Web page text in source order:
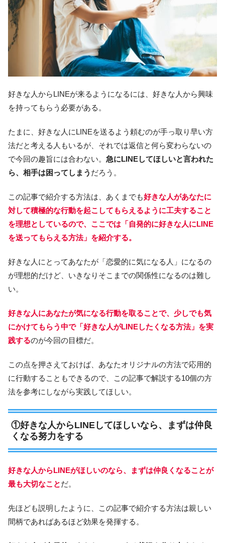
好きな人からLINEが来るようになるには、好きな人から興味
を持ってもらう必要がある。
たまに、好きな人にLINEを送るよう頼むのが手っ取り早い方
法だと考える人もいるが、それでは返信と何ら変わらないの
で今回の趣旨には合わない。 急にLINEしてほしいと言われた
ら、相手は困ってしまう だろう。
この記事で紹介する方法は、あくまでも好きな人があなたに
対して積極的な行動を起こしてもらえるように工夫すること
を理想としているので、ここでは「自発的に好きな人にLINE
を送ってもらえる方法」を紹介する。
好きな人にとってあなたが「恋愛的に気になる人」になるの
が理想的だけど、いきなりそこまでの関係性になるのは難し
い。
好きな人にあなたが気になる行動を取ることで、少しでも気
にかけてもらう中で「好きな人がLINEしたくなる方法」を実
践するのが今回の目標だ。
この点を押さえておけば、あなたオリジナルの方法で応用的
に行動することもできるので、この記事で解説する10個の方
法を参考にしながら実践してほしい。
①好きな人からLINEしてほしいなら、まずは仲良
くなる努力をする
好きな人からLINEがほしいのなら、まずは仲良くなることが
最も大切なことだ。
先ほども説明したように、この記事で紹介する方法は親しい
間柄であればあるほど効果を発揮する。